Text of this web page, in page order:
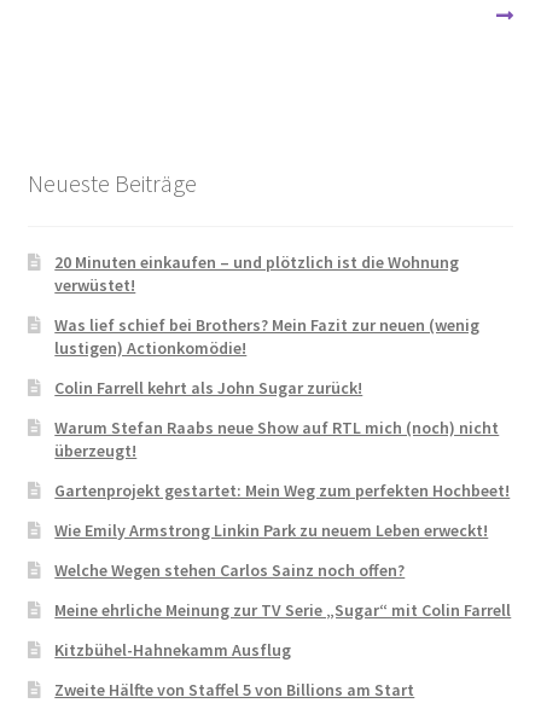
Neueste Beiträge
20 Minuten einkaufen – und plötzlich ist die Wohnung
verwüstet!
Was lief schief bei Brothers? Mein Fazit zur neuen (wenig
lustigen) Actionkomödie!
Colin Farrell kehrt als John Sugar zurück!
Warum Stefan Raabs neue Show auf RTL mich (noch) nicht
überzeugt!
Gartenprojekt gestartet: Mein Weg zum perfekten Hochbeet!
Wie Emily Armstrong Linkin Park zu neuem Leben erweckt!
Welche Wegen stehen Carlos Sainz noch offen?
Meine ehrliche Meinung zur TV Serie „Sugar“ mit Colin Farrell
Kitzbühel-Hahnekamm Ausflug
Zweite Hälfte von Staffel 5 von Billions am Start